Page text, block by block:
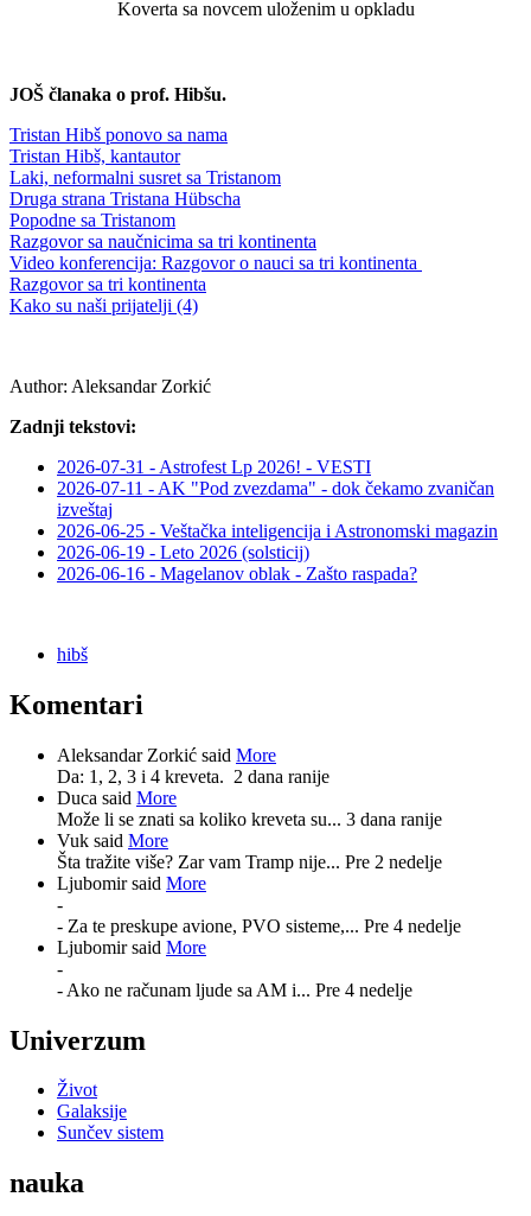
Koverta sa novcem uloženim u opkladu
JOŠ članaka o prof. Hibšu.
Tristan Hibš ponovo sa nama
Tristan Hibš, kantautor
Laki, neformalni susret sa Tristanom
Druga strana Tristana Hübscha
Popodne sa Tristanom
Razgovor sa naučnicima sa tri kontinenta
Video konferencija: Razgovor o nauci sa tri kontinenta
Razgovor sa tri kontinenta
Kako su naši prijatelji (4)
Author: Aleksandar Zorkić
Zadnji tekstovi:
2026-07-31 - Astrofest Lp 2026! - VESTI
2026-07-11 - AK "Pod zvezdama" - dok čekamo zvaničan
izveštaj
2026-06-25 - Veštačka inteligencija i Astronomski magazin
2026-06-19 - Leto 2026 (solsticij)
2026-06-16 - Magelanov oblak - Zašto raspada?
hibš
Komentari
Aleksandar Zorkić said More
Da: 1, 2, 3 i 4 kreveta. 2 dana ranije
Duca said More
Može li se znati sa koliko kreveta su... 3 dana ranije
Vuk said More
Šta tražite više? Zar vam Tramp nije... Pre 2 nedelje
Ljubomir said More
-
- Za te preskupe avione, PVO sisteme,... Pre 4 nedelje
Ljubomir said More
-
- Ako ne računam ljude sa AM i... Pre 4 nedelje
Univerzum
Život
Galaksije
Sunčev sistem
nauka